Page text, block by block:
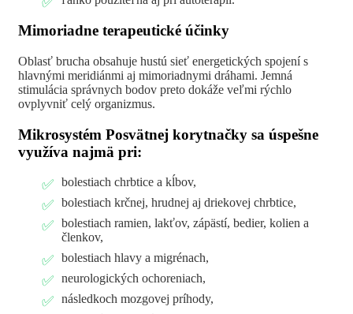
Mimoriadne terapeutické účinky
Oblasť brucha obsahuje hustú sieť energetických spojení s
hlavnými meridiánmi aj mimoriadnymi dráhami. Jemná
stimulácia správnych bodov preto dokáže veľmi rýchlo
ovplyvniť celý organizmus.
Mikrosystém Posvätnej korytnačky sa úspešne
využíva najmä pri:
bolestiach chrbtice a kĺbov,
bolestiach krčnej, hrudnej aj driekovej chrbtice,
bolestiach ramien, lakťov, zápästí, bedier, kolien a
členkov,
bolestiach hlavy a migrénach,
neurologických ochoreniach,
následkoch mozgovej príhody,